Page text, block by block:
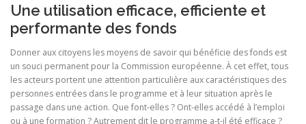
JE SUIS BÉNÉFICIAIRE
RESSOURCES DOCUMENTAIRES ZOOM EUROPE
SIGNALER UNE FRAUDE
Une utilisation efficace, efficiente et
performante des fonds
Donner aux citoyens les moyens de savoir qui bénéficie des fonds est
un souci permanent pour la Commission européenne. À cet effet, tous
les acteurs portent une attention particulière aux caractéristiques des
personnes entrées dans le programme et à leur situation après le
passage dans une action. Que font-elles ? Ont-elles accédé à l’emploi
ou à une formation ? Autrement dit le programme a-t-il été efficace ?